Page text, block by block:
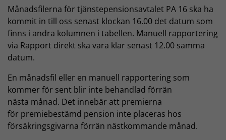
Månadsfilerna för tjänstepensionsavtalet PA 16 ska ha
kommit in till oss senast klockan 16.00 det datum som
finns i andra kolumnen i tabellen. Manuell rapportering
via Rapport direkt ska vara klar senast 12.00 samma
datum.
En månadsfil eller en manuell rapportering som
kommer för sent blir inte behandlad förrän
nästa månad. Det innebär att premierna
för premiebestämd pension inte placeras hos
försäkringsgivarna förrän nästkommande månad.